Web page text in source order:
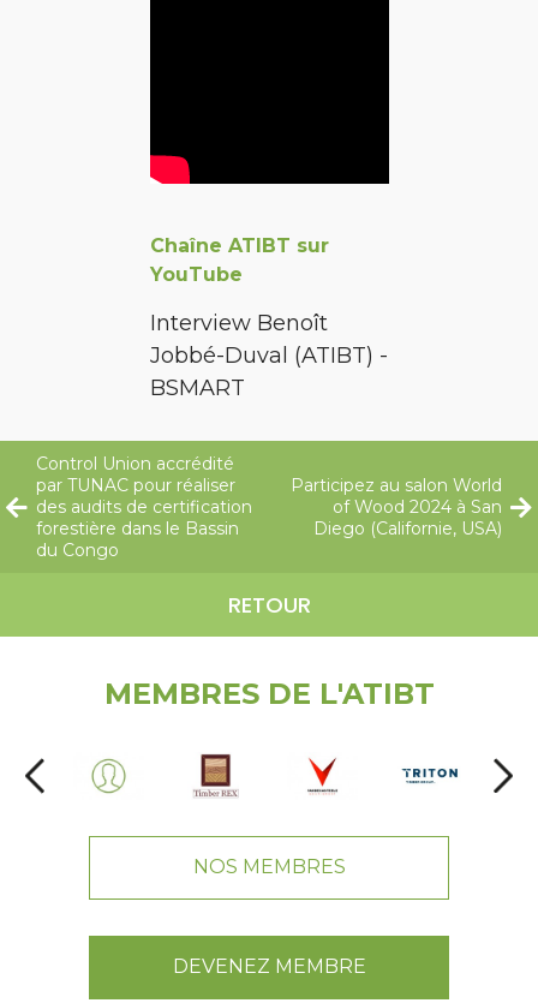
Chaîne ATIBT sur
YouTube
Interview Benoît
Jobbé-Duval (ATIBT) -
BSMART
Control Union accrédité
par TUNAC pour réaliser
des audits de certification
forestière dans le Bassin
du Congo
RETOUR
Participez au salon World
of Wood 2024 à San
Diego (Californie, USA)
MEMBRES DE L'ATIBT
NOS MEMBRES
DEVENEZ MEMBRE